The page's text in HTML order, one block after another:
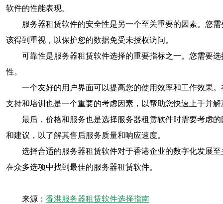
软件的性能表现。
服务器租赁软件的安全性是另一个至关重要的因素。您
该得到重视，以保护您的数据免受未授权访问。
可靠性是服务器租赁软件选择的重要指标之一。您需要
性。
一个友好的用户界面可以提高您的使用效率和工作效果
支持和培训也是一个重要的考虑因素，以帮助您快速上手并解
最后，价格和服务也是选择服务器租赁软件时需要考虑
和建议，以了解其售后服务质量和响应速度。
选择合适的服务器租赁软件对于香港企业的数字化发展
在众多选项中找到最佳的服务器租赁软件。
来源： 香港服务器租赁软件选择指南